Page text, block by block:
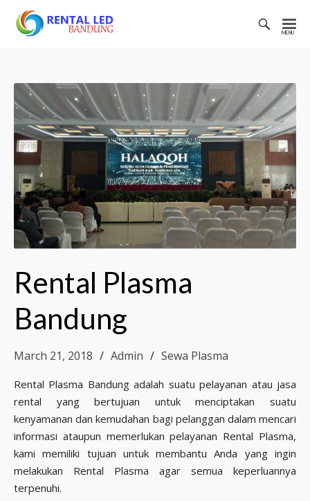
Bandung
Rental Plasma
Bandung
March 21, 2018 Admin Sewa Plasma
Rental Plasma Bandung adalah suatu pelayanan atau jasa
rental yang bertujuan untuk menciptakan suatu
kenyamanan dan kemudahan bagi pelanggan dalam mencari
informasi ataupun memerlukan pelayanan Rental Plasma,
kami memiliki tujuan untuk membantu Anda yang ingin
melakukan Rental Plasma agar semua keperluannya
terpenuhi.